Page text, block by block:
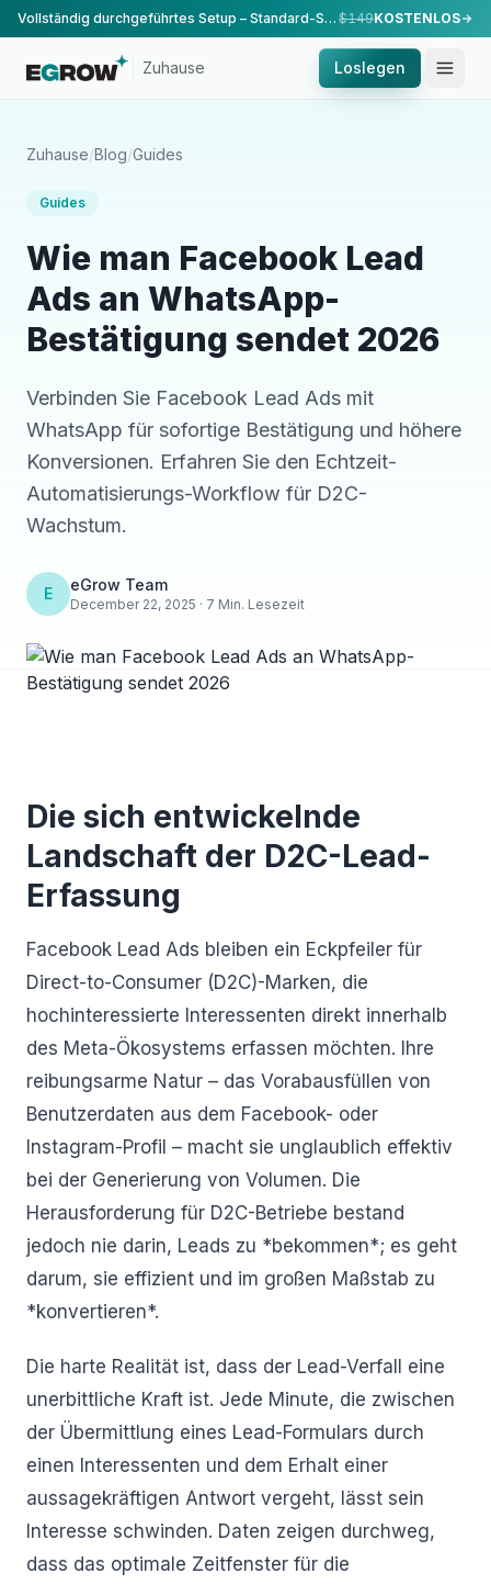
Vollständig durchgeführtes Setup – Standard-Setup, durchgeführt von unserem Team. $149KOSTENLOS
Zuhause Loslegen
Zuhause/Blog/Guides
Guides
Wie man Facebook Lead
Ads an WhatsApp-
Bestätigung sendet 2026
Verbinden Sie Facebook Lead Ads mit
WhatsApp für sofortige Bestätigung und höhere
Konversionen. Erfahren Sie den Echtzeit-
Automatisierungs-Workflow für D2C-
Wachstum.
E eGrow Team
December 22, 2025 · 7 Min. Lesezeit
Die sich entwickelnde
Landschaft der D2C-Lead-
Erfassung
Facebook Lead Ads bleiben ein Eckpfeiler für
Direct-to-Consumer (D2C)-Marken, die
hochinteressierte Interessenten direkt innerhalb
des Meta-Ökosystems erfassen möchten. Ihre
reibungsarme Natur – das Vorabausfüllen von
Benutzerdaten aus dem Facebook- oder
Instagram-Profil – macht sie unglaublich effektiv
bei der Generierung von Volumen. Die
Herausforderung für D2C-Betriebe bestand
jedoch nie darin, Leads zu *bekommen*; es geht
darum, sie effizient und im großen Maßstab zu
*konvertieren*.
Die harte Realität ist, dass der Lead-Verfall eine
unerbittliche Kraft ist. Jede Minute, die zwischen
der Übermittlung eines Lead-Formulars durch
einen Interessenten und dem Erhalt einer
aussagekräftigen Antwort vergeht, lässt sein
Interesse schwinden. Daten zeigen durchweg,
dass das optimale Zeitfenster für die